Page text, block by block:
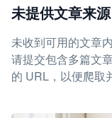
未提供文章来源
未收到可用的文章
请提交包含多篇文
的 URL，以便爬取